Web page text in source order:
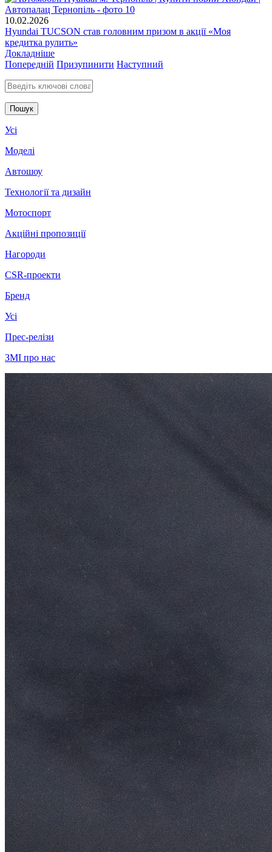
10.02.2026
Hyundai TUCSON став головним призом в акції «Моя
кредитка рулить»
Докладніше
Попередній Призупинити Наступний
Введіть ключові слова для пошуку
Усі
Моделі
Автошоу
Технології та дизайн
Мотоспорт
Акційні пропозиції
Нагороди
CSR-проекти
Бренд
Усі
Прес-релізи
ЗМІ про нас